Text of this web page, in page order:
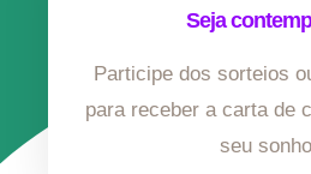
Seja
Participe dos sorteios
para receber a carta de
seu